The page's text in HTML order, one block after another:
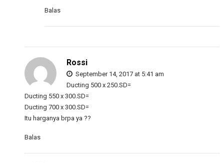
Balas
Rossi
September 14, 2017 at 5:41 am
Ducting 500 x 250.SD=
Ducting 550 x 300.SD=
Ducting 700 x 300.SD=
Itu harganya brpa ya ??
Balas